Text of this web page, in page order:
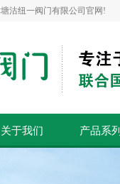
沽纽一阀门有限公司官网!
关于我们 产品系列